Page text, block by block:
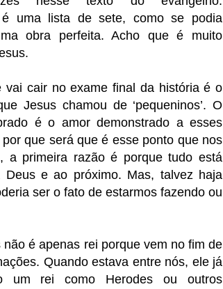
é uma lista de sete, como se podia
obra perfeita. Acho que é muito
vai cair no exame final da história é o
Jesus chamou de ‘pequeninos’. O
é o amor demonstrado a esses
que será que é esse ponto que nos
a primeira razão é porque tudo está
Deus e ao próximo. Mas, talvez haja
ser o fato de estarmos fazendo ou
é apenas rei porque vem no fim de
Quando estava entre nós, ele já
um rei como Herodes ou outros